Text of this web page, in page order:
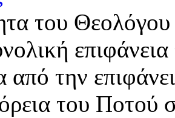
του
από την
του Ποτού